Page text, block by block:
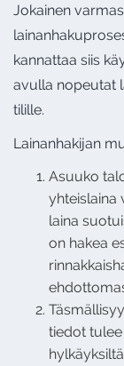
Jokainen
kannattaa siis
avulla nopeutat
tilille.
Lainanhakijan
Asuuko
yhteislaina
laina
on hakea
tiedot